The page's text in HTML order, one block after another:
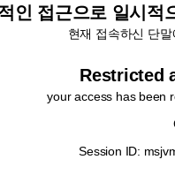
인 접근으로 일시적
현재 접속하신 단
Restricted
your access has been
Session ID: